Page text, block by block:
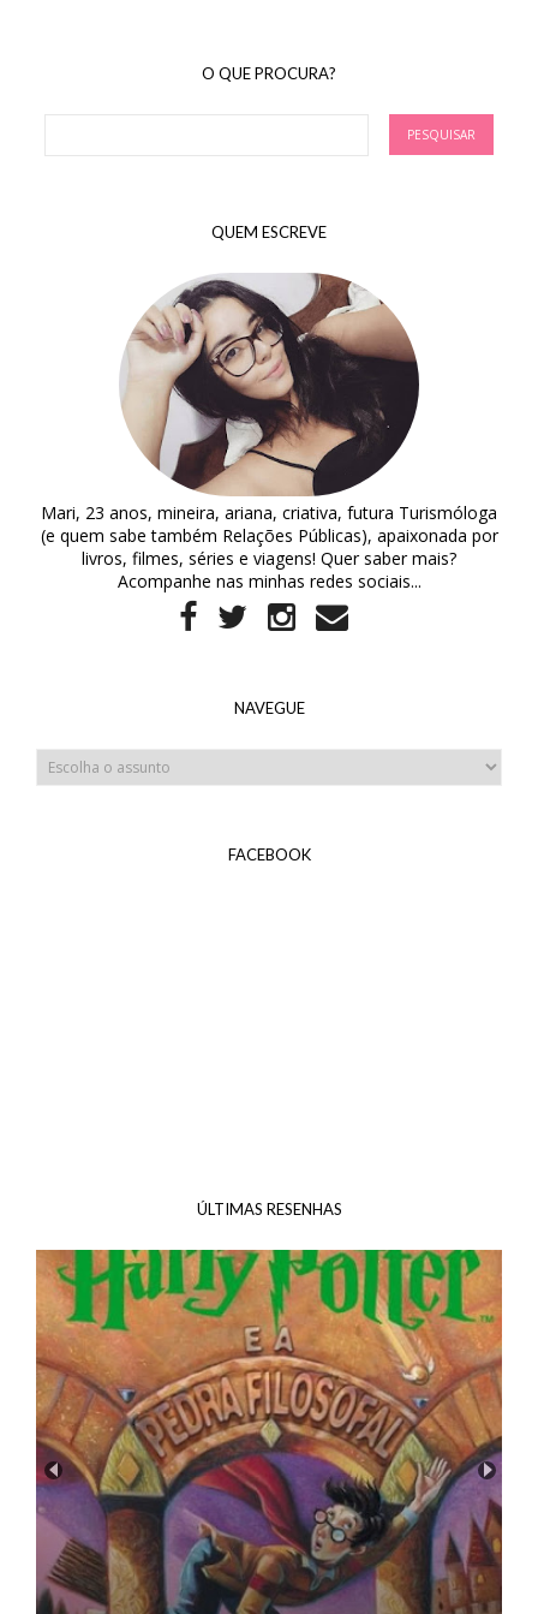
O QUE PROCURA?
QUEM ESCREVE
Mari, 23 anos, mineira, ariana, criativa, futura Turismóloga
(e quem sabe também Relações Públicas), apaixonada por
livros, filmes, séries e viagens! Quer saber mais?
Acompanhe nas minhas redes sociais...
NAVEGUE
FACEBOOK
ÚLTIMAS RESENHAS